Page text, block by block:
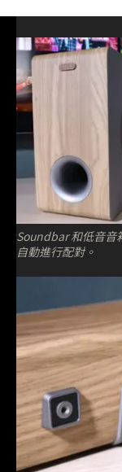
Soundbar 和低音音
自動進行配對。